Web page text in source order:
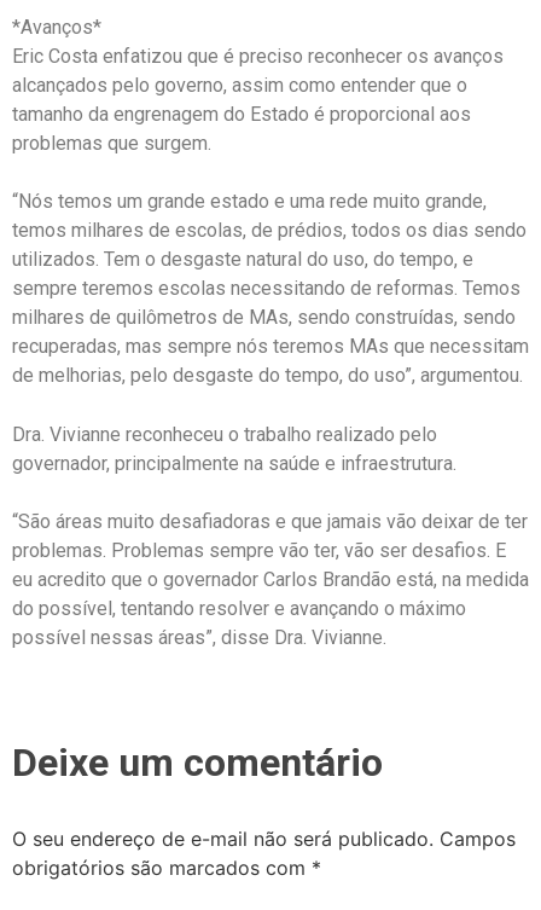
*Avanços*
Eric Costa enfatizou que é preciso reconhecer os avanços
alcançados pelo governo, assim como entender que o
tamanho da engrenagem do Estado é proporcional aos
problemas que surgem.
“Nós temos um grande estado e uma rede muito grande,
temos milhares de escolas, de prédios, todos os dias sendo
utilizados. Tem o desgaste natural do uso, do tempo, e
sempre teremos escolas necessitando de reformas. Temos
milhares de quilômetros de MAs, sendo construídas, sendo
recuperadas, mas sempre nós teremos MAs que necessitam
de melhorias, pelo desgaste do tempo, do uso”, argumentou.
Dra. Vivianne reconheceu o trabalho realizado pelo
governador, principalmente na saúde e infraestrutura.
“São áreas muito desafiadoras e que jamais vão deixar de ter
problemas. Problemas sempre vão ter, vão ser desafios. E
eu acredito que o governador Carlos Brandão está, na medida
do possível, tentando resolver e avançando o máximo
possível nessas áreas”, disse Dra. Vivianne.
Deixe um comentário
O seu endereço de e-mail não será publicado. Campos
obrigatórios são marcados com *